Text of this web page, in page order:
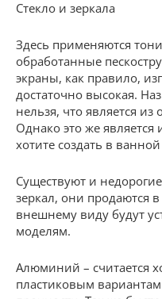
Стекло и зеркала
Здесь применяются
обработанные
экраны, как правило,
достаточно высокая.
нельзя, что является
Однако это же
хотите создать в
Существуют и
зеркал, они продаются
внешнему виду будут
моделям.
Алюминий – считается
пластиковым